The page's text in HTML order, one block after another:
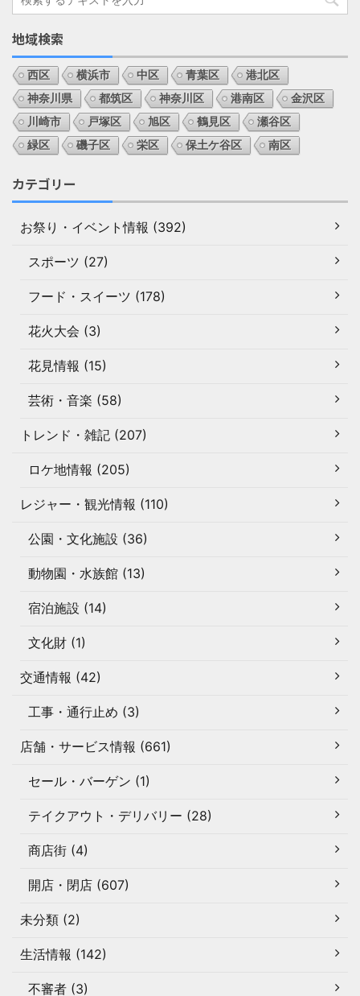
地域検索
西区 横浜市 中区 青葉区
港北区
神奈川県
都筑区 神奈川区 港南区
金沢区
川崎市
戸塚区 旭区 鶴見区
瀬谷区
緑区
磯子区 栄区 保土ケ谷区 南区
カテゴリー
お祭り・イベント情報 (392)
スポーツ (27)
フード・スイーツ (178)
花火大会 (3)
花見情報 (15)
芸術・音楽 (58)
トレンド・雑記 (207)
ロケ地情報 (205)
レジャー・観光情報 (110)
公園・文化施設 (36)
動物園・水族館 (13)
宿泊施設 (14)
文化財 (1)
交通情報 (42)
工事・通行止め (3)
店舗・サービス情報 (661)
セール・バーゲン (1)
テイクアウト・デリバリー (28)
商店街 (4)
開店・閉店 (607)
未分類 (2)
生活情報 (142)
不審者 (3)